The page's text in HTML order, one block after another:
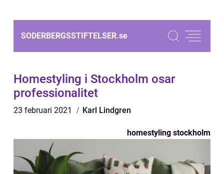
SODERBERGSSTIFTELSER.se
Homestyling i Stockholm osar
professionalitet
23 februari 2021 Karl Lindgren
homestyling stockholm